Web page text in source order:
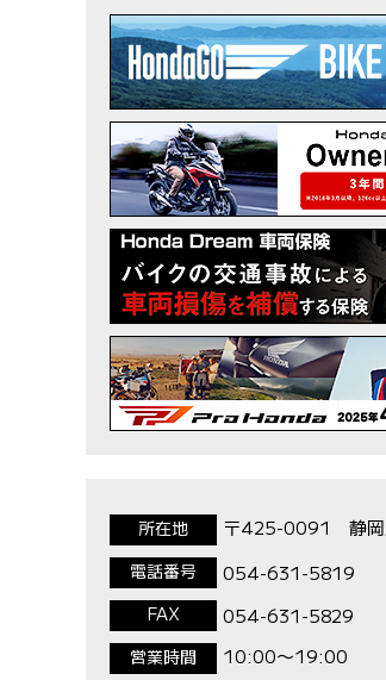
所在地 〒425-0091 静岡
電話番号 054-631-5819
FAX 054-631-5829
営業時間 10:00〜19:00